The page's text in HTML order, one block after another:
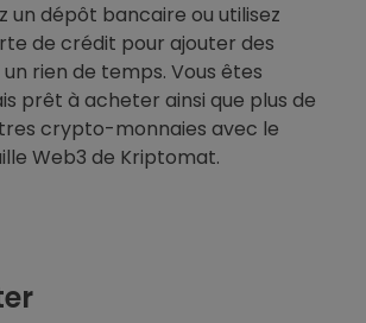
un dépôt bancaire ou utilisez
de crédit pour ajouter des
rien de temps. Vous êtes
prêt à acheter ainsi que plus de
crypto-monnaies avec le
Web3 de Kriptomat.